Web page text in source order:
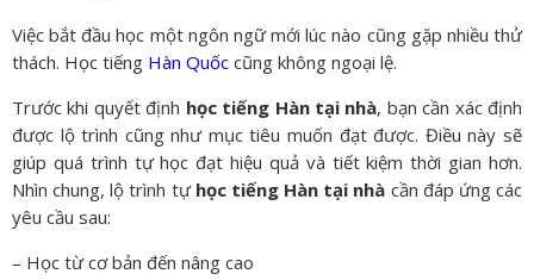
Việc bắt đầu học một ngôn ngữ mới lúc nào cũng gặp nhiều thử
thách. Học tiếng Hàn Quốc cũng không ngoại lệ.
Trước khi quyết định học tiếng Hàn tại nhà, bạn cần xác định
được lộ trình cũng như mục tiêu muốn đạt được. Điều này sẽ
giúp quá trình tự học đạt hiệu quả và tiết kiệm thời gian hơn.
Nhìn chung, lộ trình tự học tiếng Hàn tại nhà cần đáp ứng các
yêu cầu sau:
– Học từ cơ bản đến nâng cao